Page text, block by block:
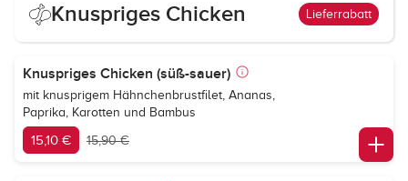
Knuspriges Chicken Lieferrabatt
Knuspriges Chicken (süß-sauer)
mit knusprigem Hähnchenbrustfilet, Ananas,
Paprika, Karotten und Bambus
15,10 € 15,90 €